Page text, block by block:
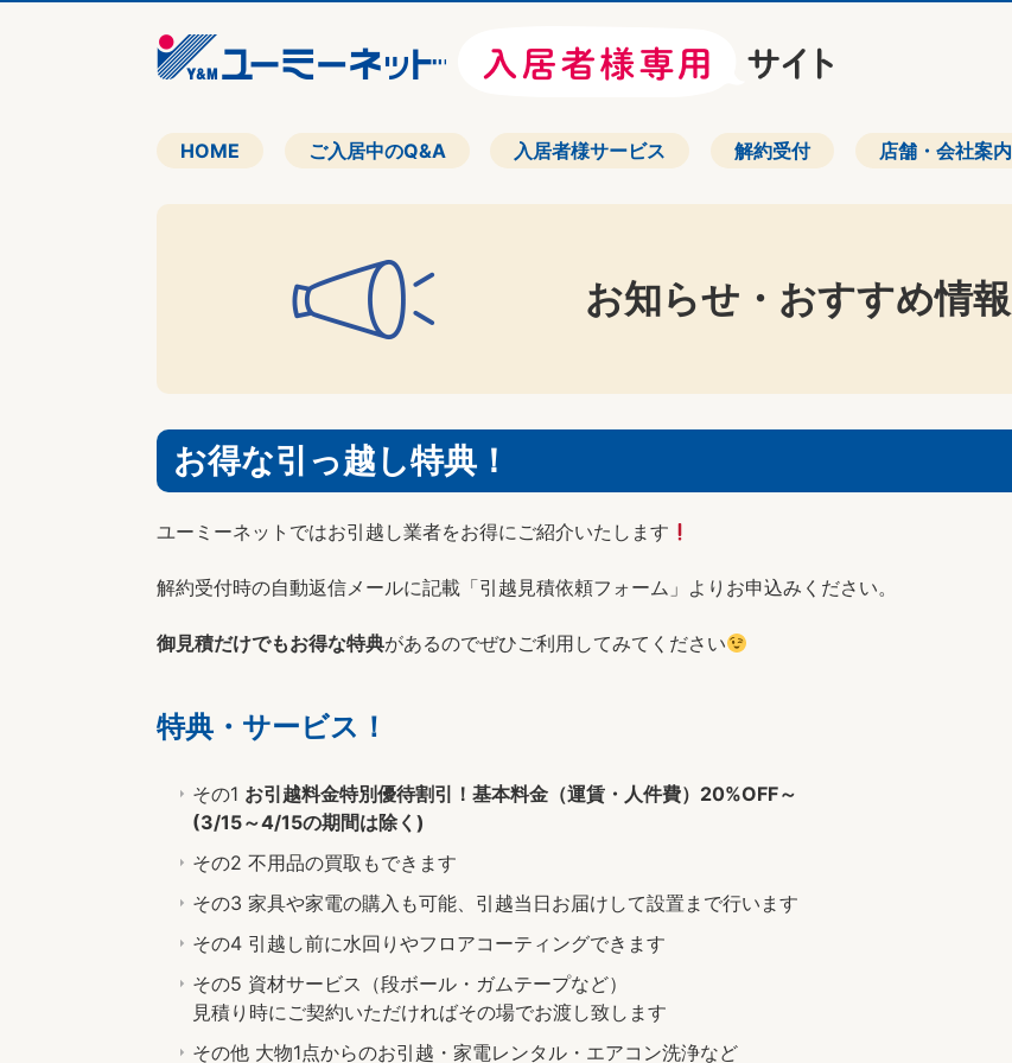
HOME ご入居中のQ&A 入居者様サービス 解約受付 店舗・会社案内
お知らせ・おすすめ情報
お得な引っ越し特典！
ユーミーネットではお引越し業者をお得にご紹介いたします
解約受付時の自動返信メールに記載「引越見積依頼フォーム」よりお申込みください。
御見積だけでもお得な特典があるのでぜひご利用してみてください
特典・サービス！
その1 お引越料金特別優待割引！基本料金（運賃・人件費）20%OFF～
(3/15～4/15の期間は除く)
その2 不用品の買取もできます
その3 家具や家電の購入も可能、引越当日お届けして設置まで行います
その4 引越し前に水回りやフロアコーティングできます
その5 資材サービス（段ボール・ガムテープなど）
見積り時にご契約いただければその場でお渡し致します
その他 大物1点からのお引越・家電レンタル・エアコン洗浄など